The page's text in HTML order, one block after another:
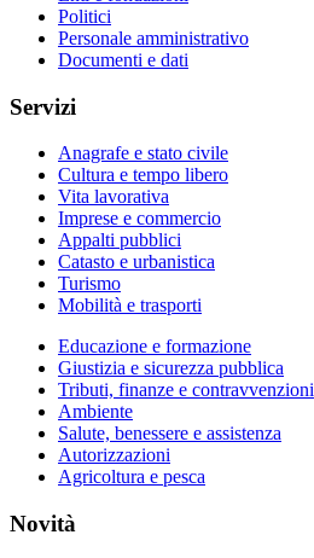
Politici
Personale amministrativo
Documenti e dati
Servizi
Anagrafe e stato civile
Cultura e tempo libero
Vita lavorativa
Imprese e commercio
Appalti pubblici
Catasto e urbanistica
Turismo
Mobilità e trasporti
Educazione e formazione
Giustizia e sicurezza pubblica
Tributi, finanze e contravvenzioni
Ambiente
Salute, benessere e assistenza
Autorizzazioni
Agricoltura e pesca
Novità